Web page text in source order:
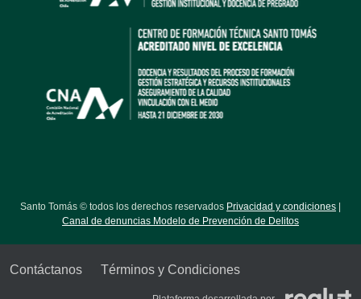
Santo Tomás © todos los derechos reservados Privacidad y condiciones
Canal de denuncias Modelo de Prevención de Delitos
Contáctanos Términos y Condiciones